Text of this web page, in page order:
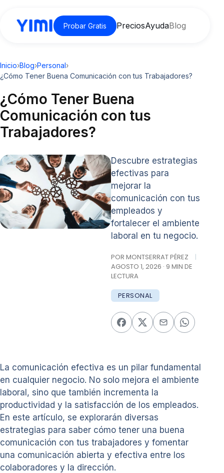
Probar Gratis PreciosAyudaBlog
Inicio›Blog›Personal›
¿Cómo Tener Buena Comunicación con tus Trabajadores?
¿Cómo Tener Buena
Comunicación con tus
Trabajadores?
Descubre estrategias
efectivas para
mejorar la
comunicación con tus
empleados y
fortalecer el ambiente
laboral en tu negocio.
POR MONTSERRAT PÉREZ
|
AGOSTO 1, 2026 · 9 MIN DE
LECTURA
PERSONAL
La comunicación efectiva es un pilar fundamental
en cualquier negocio. No solo mejora el ambiente
laboral, sino que también incrementa la
productividad y la satisfacción de los empleados.
En este artículo, se explorarán diversas
estrategias para saber cómo tener una buena
comunicación con tus trabajadores y fomentar
una comunicación abierta y efectiva entre los
colaboradores y la dirección.